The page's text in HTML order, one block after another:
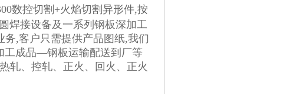
数控切割+火焰切割异形件,按
焊接设备及一系列钢板深加工
务,客户只需提供产品图纸,我们
成品—钢板运输配送到厂等
轧、控轧、正火、回火、正火